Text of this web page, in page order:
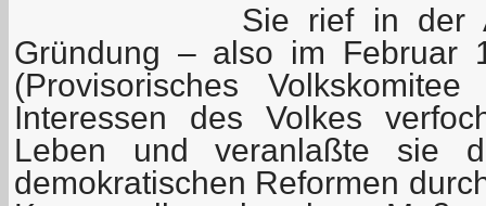
Sie rief in der
Gründung – also im Februar
(Provisorisches
Interessen des Volkes
Leben und veranlaßte sie
demokratischen Reformen